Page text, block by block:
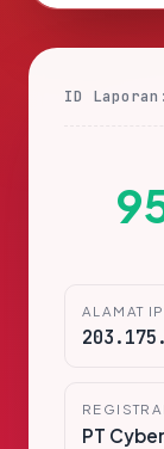
ID
ALAMAT IP
PT